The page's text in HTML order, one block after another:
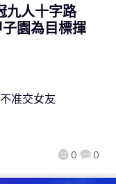
九人十字路
園為目標揮
0 0
准交女友